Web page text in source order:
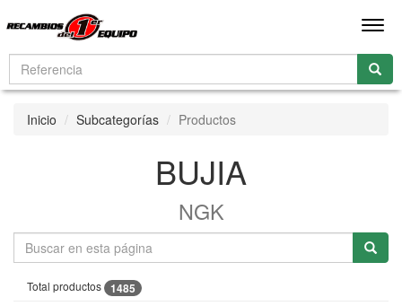
Inicio Subcategorías Productos
BUJIA
NGK
Total productos 1485